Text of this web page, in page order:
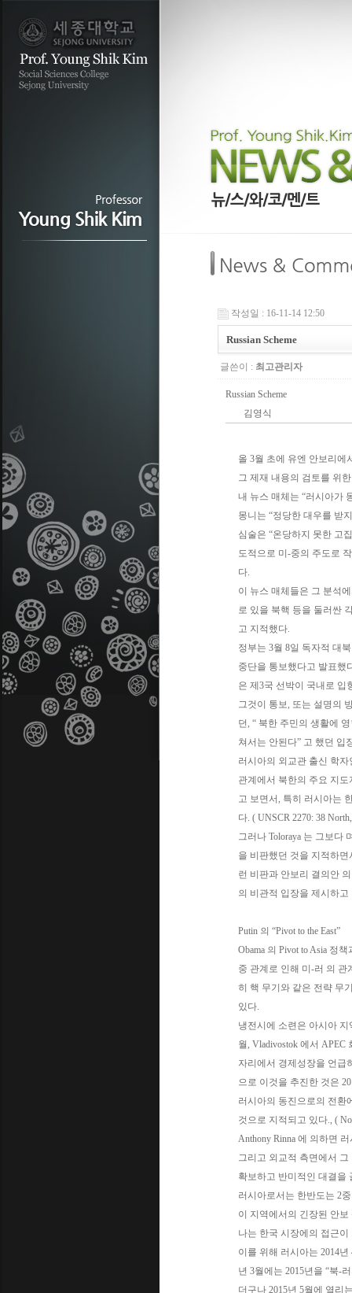
작성일 : 16-11-14 12:50
Russian Scheme
글쓴이 : 최고관리자
Russian Scheme
김영식
올 3월 초에 유엔 안보리
그 제재 내용의 검토를 위
내 뉴스 매체는 “러시아가
몽니는 “정당한 대우를 받
심술은 “온당하지 못한 고
도적으로 미-중의 주도로
다.
이 뉴스 매체들은 그 분석
로 있을 북핵 등을 둘러싼
고 지적했다.
정부는 3월 8일 독자적 대
중단을 통보했다고 발표했
은 제3국 선박이 국내로 입
그것이 통보, 또는 설명의
던, “ 북한 주민의 생활에
쳐서는 안된다” 고 했던 입
러시아의 외교관 출신 학자
관계에서 북한의 주요 지
고 보면서, 특히 러시아는
다. ( UNSCR 2270: 38
그러나 Toloraya 는 그보다
을 비판했던 것을 지적하
런 비판과 안보리 결의안
의 비관적 입장을 제시하고
Putin 의 “Pivot to the East”
Obama 의 Pivot to Asia 정
중 관계로 인해 미-러 의
히 핵 무기와 같은 전략 무
있다.
냉전시에 소련은 아시아
월, Vladivostok 에서
자리에서 경제성장을 언급
으로 이것을 추진한 것은
러시아의 동진으로의 전환
것으로 지적되고 있다., (
Anthony Rinna 에 의하면
그리고 외교적 측면에서
확보하고 반미적인 대결을
러시아로서는 한반도는 2
이 지역에서의 긴장된 안
나는 한국 시장에의 접근
이를 위해 러시아는 2014
년 3월에는 2015년을 “북-
더구나 2015년 5월에 열리